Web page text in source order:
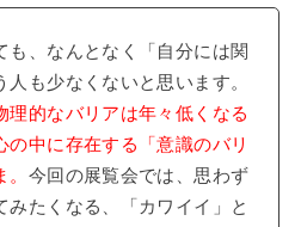
も、なんとなく「自分には関
も少なくないと思います。
理的なバリアは年々低くなる
の中に存在する「意識のバリ
今回の展覧会では、思わず
みたくなる、「カワイイ」と